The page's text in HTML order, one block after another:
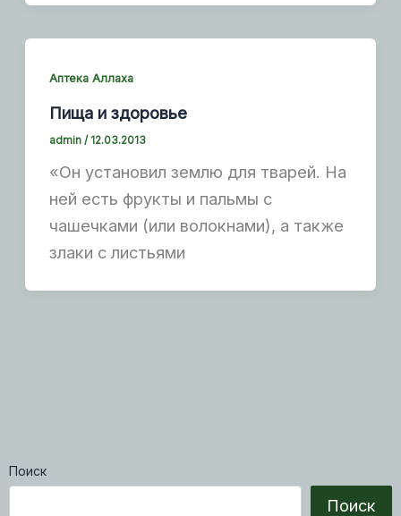
Поиск
Поиск
Аптека Аллаха
Пища и здоровье
admin/ 12.03.2013
«Он установил землю для тварей. На
ней есть фрукты и пальмы с
чашечками (или волокнами), а также
злаки с листьями